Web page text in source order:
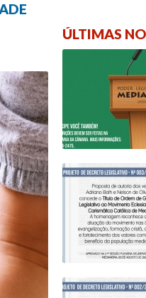
ÚLTIMAS